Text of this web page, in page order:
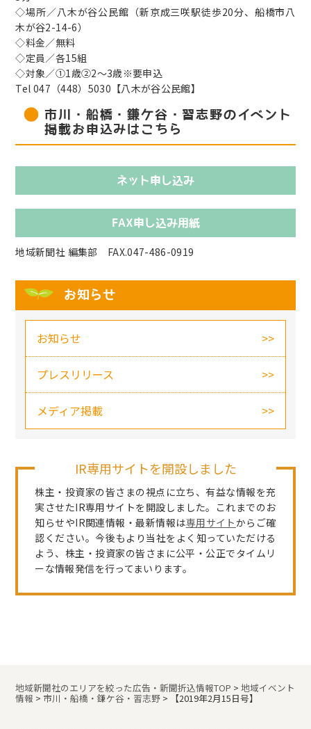
◇場所／八木が谷公民館（新京成三咲駅徒歩20分、船橋市八
木が谷2-14-6）
◇料金／無料
◇定員／各15組
◇対象／①1歳②2～3歳※要申込
Tel 047（448）5030【八木が谷公民館】
市川・船橋・鎌ケ谷・習志野のイベント
掲載お申込みはこちら
ネット申し込み
FAX申し込み用紙
地域新聞社 編集部 FAX.047-486-0919
お知らせ
お知らせ
プレスリリース
メディア掲載
IR専用サイトを開設しました
株主・投資家の皆さまの視点に立ち、有益な情報を充
実させたIR専用サイトを開設しました。これまでのお
知らせやIR関連情報・最新情報は専用サイトからご確
認ください。今後もより当社をよく知っていただける
よう、株主・投資家の皆さまに公平・公正でタイムリ
ーな情報発信を行ってまいります。
地域新聞社のエリアを絞った広告・新聞折込情報TOP >地域イベント
情報 > 市川・船橋・鎌ケ谷・習志野 > 【2019年2月15日号】